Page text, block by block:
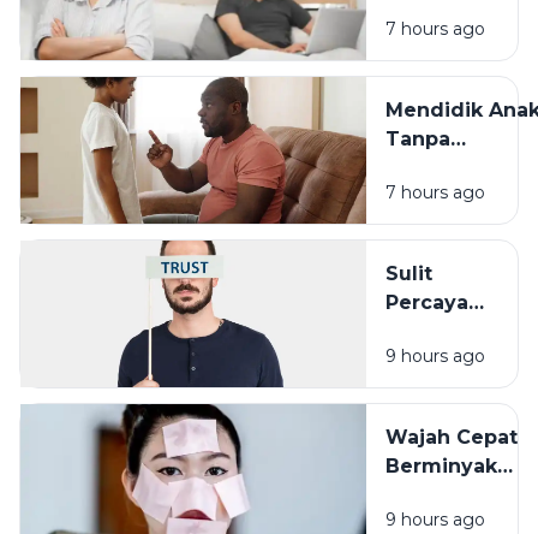
Dampaknya
pada
dengan
Keluarga
7 hours ago
Mendidik
Tanpa
Cara
yang Sering
7 hours ago
Sulit
Percaya
Pengalaman
Masa Lalu
Punya Peran
9 hours ago
Wajah Cepat
Berminyak
Karena
9 hours ago